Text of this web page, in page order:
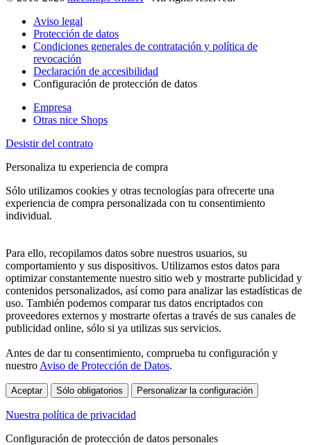
Aviso legal
Protección de datos
Condiciones generales de contratación y política de
revocación
Declaración de accesibilidad
Configuración de protección de datos
Empresa
Otras nice Shops
Desistir del contrato
Personaliza tu experiencia de compra
Sólo utilizamos cookies y otras tecnologías para ofrecerte una
experiencia de compra personalizada con tu consentimiento
individual.
Para ello, recopilamos datos sobre nuestros usuarios, su
comportamiento y sus dispositivos. Utilizamos estos datos para
optimizar constantemente nuestro sitio web y mostrarte publicidad y
contenidos personalizados, así como para analizar las estadísticas de
uso. También podemos comparar tus datos encriptados con
proveedores externos y mostrarte ofertas a través de sus canales de
publicidad online, sólo si ya utilizas sus servicios.
Antes de dar tu consentimiento, comprueba tu configuración y
nuestro Aviso de Protección de Datos.
Aceptar Sólo obligatorios Personalizar la configuración
Nuestra política de privacidad
Configuración de protección de datos personales